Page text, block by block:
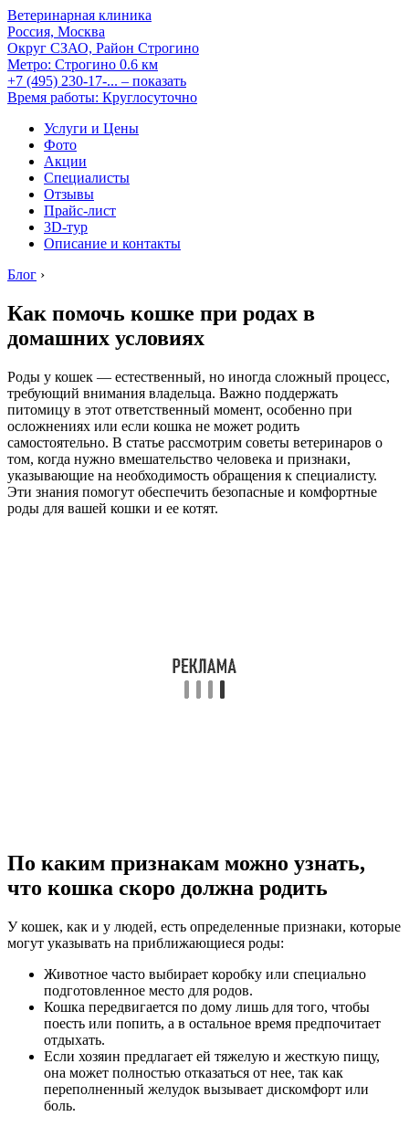
Ветеринарная клиника
Россия, Москва
Округ СЗАО, Район Строгино
Метро: Строгино 0.6 км
+7 (495) 230-17-... – показать
Время работы: Круглосуточно
Услуги и Цены
Фото
Акции
Специалисты
Отзывы
Прайс-лист
3D-тур
Описание и контакты
Блог ›
Как помочь кошке при родах в
домашних условиях
Роды у кошек — естественный, но иногда сложный процесс,
требующий внимания владельца. Важно поддержать
питомицу в этот ответственный момент, особенно при
осложнениях или если кошка не может родить
самостоятельно. В статье рассмотрим советы ветеринаров о
том, когда нужно вмешательство человека и признаки,
указывающие на необходимость обращения к специалисту.
Эти знания помогут обеспечить безопасные и комфортные
роды для вашей кошки и ее котят.
По каким признакам можно узнать,
что кошка скоро должна родить
У кошек, как и у людей, есть определенные признаки, которые
могут указывать на приближающиеся роды:
Животное часто выбирает коробку или специально
подготовленное место для родов.
Кошка передвигается по дому лишь для того, чтобы
поесть или попить, а в остальное время предпочитает
отдыхать.
Если хозяин предлагает ей тяжелую и жесткую пищу,
она может полностью отказаться от нее, так как
переполненный желудок вызывает дискомфорт или
боль.